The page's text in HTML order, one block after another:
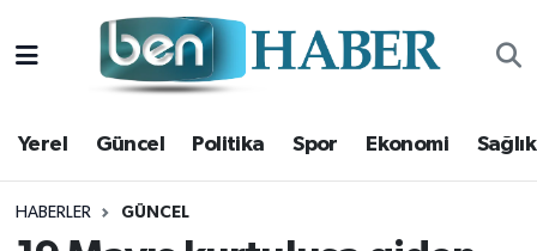
Yerel Güncel Politika Spor Ekonomi Sağlık
HABERLER GÜNCEL
Yerel
Güncel
Politika
Hava Durumu
Trafik Durumu
Süper Lig Puan Durumu ve Fikstür